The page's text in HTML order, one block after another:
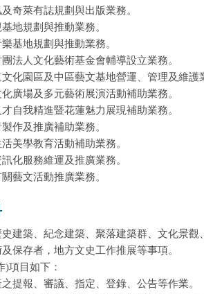
奇萊有誌規劃與出版業務。
地規劃與推動業務。
基地規劃與推動業務。
法人文化藝術基金會輔導設立業務。
化園區及中區藝文基地營運、管理及維護
廣場及多元藝術展演活動補助業務。
自我精進暨花蓮魅力展現補助業務。
作及推廣補助業務。
美學教育活動補助業務。
化服務維運及推廣業務。
藝文活動推廣業務。
建築、紀念建築、聚落建築群、文化景
保存者，地方文史工作推展等事項。
)項目如下：
提報、審議、指定、登錄、公告等作業。